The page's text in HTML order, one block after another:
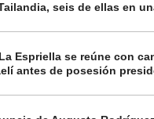
seis de ellas en
Espriella se reúne con
antes de posesión